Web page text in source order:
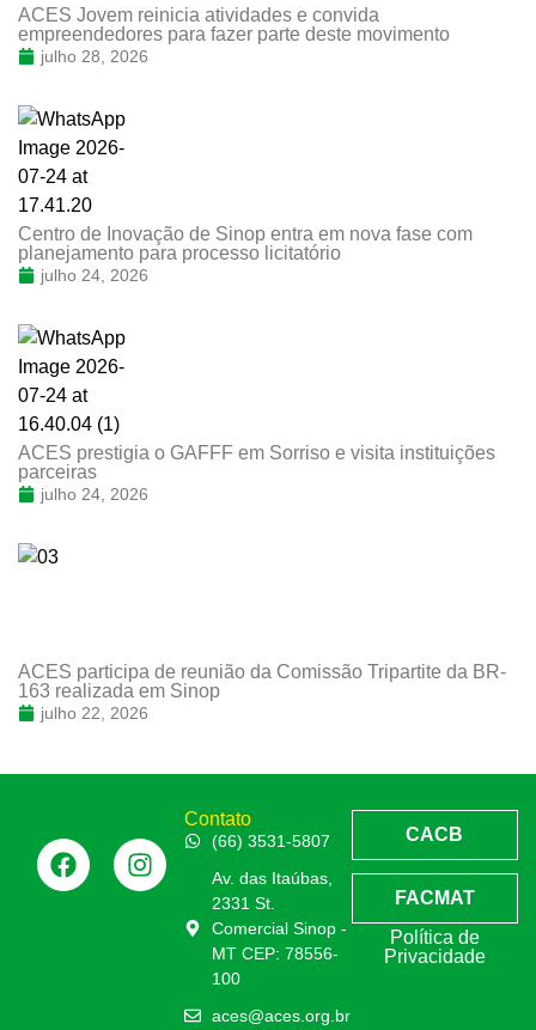
ACES Jovem reinicia atividades e convida
empreendedores para fazer parte deste movimento
julho 28, 2026
Centro de Inovação de Sinop entra em nova fase com
planejamento para processo licitatório
julho 24, 2026
ACES prestigia o GAFFF em Sorriso e visita instituições
parceiras
julho 24, 2026
ACES participa de reunião da Comissão Tripartite da BR-
163 realizada em Sinop
julho 22, 2026
Contato
(66) 3531-5807
Av. das Itaúbas,
2331 St.
Comercial Sinop -
MT CEP: 78556-
100
aces@aces.org.br
CACB
FACMAT
Política de
Privacidade